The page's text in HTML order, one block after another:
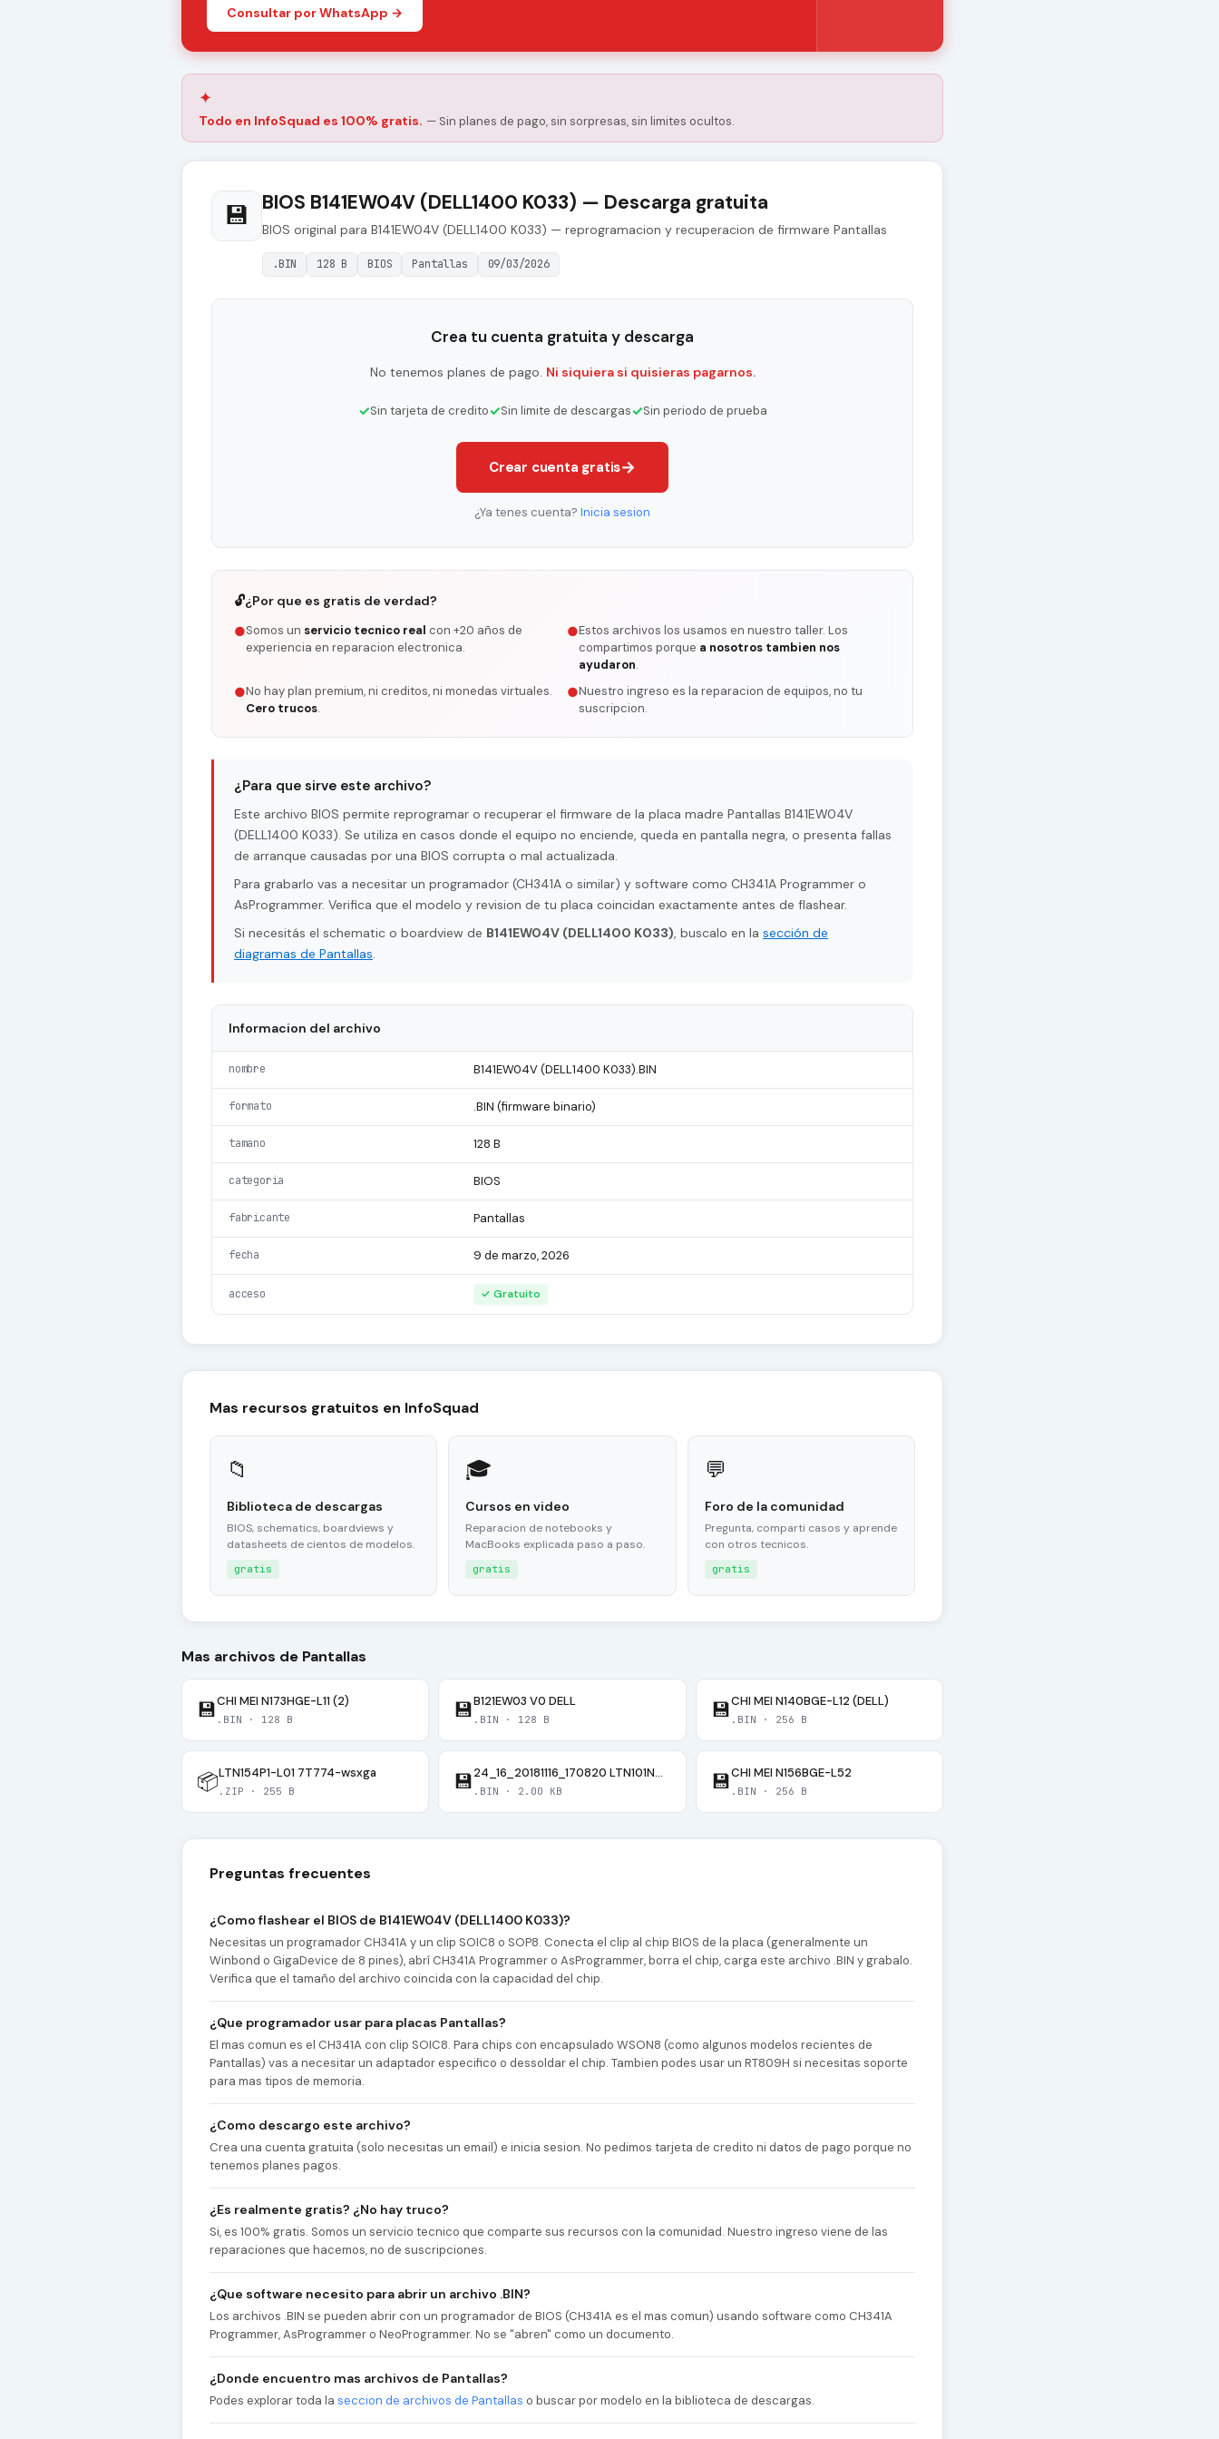
Consultar por WhatsApp →
✦
Todo en InfoSquad es 100% gratis. — Sin planes de pago, sin sorpresas, sin limites ocultos.
💾 BIOS B141EW04V (DELL1400 K033) — Descarga gratuita
BIOS original para B141EW04V (DELL1400 K033) — reprogramacion y recuperacion de firmware Pantallas
.BIN 128 B BIOS Pantallas 09/03/2026
Crea tu cuenta gratuita y descarga
No tenemos planes de pago. Ni siquiera si quisieras pagarnos.
✓Sin tarjeta de credito✓Sin limite de descargas✓Sin periodo de prueba
Crear cuenta gratis→
¿Ya tenes cuenta? Inicia sesion
🔓¿Por que es gratis de verdad?
●Somos un servicio tecnico real con +20 años de
experiencia en reparacion electronica.
●Estos archivos los usamos en nuestro taller. Los
compartimos porque a nosotros tambien nos
ayudaron.
●No hay plan premium, ni creditos, ni monedas virtuales.
Cero trucos.
●Nuestro ingreso es la reparacion de equipos, no tu
suscripcion.
¿Para que sirve este archivo?
Este archivo BIOS permite reprogramar o recuperar el firmware de la placa madre Pantallas B141EW04V
(DELL1400 K033). Se utiliza en casos donde el equipo no enciende, queda en pantalla negra, o presenta fallas
de arranque causadas por una BIOS corrupta o mal actualizada.
Para grabarlo vas a necesitar un programador (CH341A o similar) y software como CH341A Programmer o
AsProgrammer. Verifica que el modelo y revision de tu placa coincidan exactamente antes de flashear.
Si necesitás el schematic o boardview de B141EW04V (DELL1400 K033), buscalo en la sección de
diagramas de Pantallas.
Informacion del archivo
nombre B141EW04V (DELL1400 K033).BIN
formato .BIN (firmware binario)
tamano 128 B
categoria BIOS
fabricante Pantallas
fecha 9 de marzo, 2026
acceso ✓ Gratuito
Mas recursos gratuitos en InfoSquad
📁
Biblioteca de descargas
BIOS, schematics, boardviews y
datasheets de cientos de modelos.
gratis
🎓
Cursos en video
Reparacion de notebooks y
MacBooks explicada paso a paso.
gratis
💬
Foro de la comunidad
Pregunta, comparti casos y aprende
con otros tecnicos.
gratis
Mas archivos de Pantallas
💾CHI MEI N173HGE-L11 (2)
.BIN · 128 B 💾B121EW03 V0 DELL
.BIN · 128 B 💾CHI MEI N140BGE-L12 (DELL)
.BIN · 256 B
📦LTN154P1-L01 7T774-wsxga
.ZIP · 255 B 💾 24_16_20181116_170820 LTN101NT06
.BIN · 2.00 KB 💾CHI MEI N156BGE-L52
.BIN · 256 B
Preguntas frecuentes
¿Como flashear el BIOS de B141EW04V (DELL1400 K033)?
Necesitas un programador CH341A y un clip SOIC8 o SOP8. Conecta el clip al chip BIOS de la placa (generalmente un
Winbond o GigaDevice de 8 pines), abrí CH341A Programmer o AsProgrammer, borra el chip, carga este archivo .BIN y grabalo.
Verifica que el tamaño del archivo coincida con la capacidad del chip.
¿Que programador usar para placas Pantallas?
El mas comun es el CH341A con clip SOIC8. Para chips con encapsulado WSON8 (como algunos modelos recientes de
Pantallas) vas a necesitar un adaptador especifico o dessoldar el chip. Tambien podes usar un RT809H si necesitas soporte
para mas tipos de memoria.
¿Como descargo este archivo?
Crea una cuenta gratuita (solo necesitas un email) e inicia sesion. No pedimos tarjeta de credito ni datos de pago porque no
tenemos planes pagos.
¿Es realmente gratis? ¿No hay truco?
Si, es 100% gratis. Somos un servicio tecnico que comparte sus recursos con la comunidad. Nuestro ingreso viene de las
reparaciones que hacemos, no de suscripciones.
¿Que software necesito para abrir un archivo .BIN?
Los archivos .BIN se pueden abrir con un programador de BIOS (CH341A es el mas comun) usando software como CH341A
Programmer, AsProgrammer o NeoProgrammer. No se "abren" como un documento.
¿Donde encuentro mas archivos de Pantallas?
Podes explorar toda la seccion de archivos de Pantallas o buscar por modelo en la biblioteca de descargas.